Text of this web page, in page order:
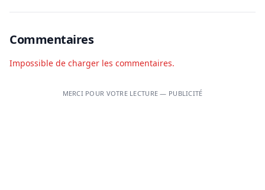
Commentaires
Impossible de charger les commentaires.
MERCI POUR VOTRE LECTURE — PUBLICITÉ